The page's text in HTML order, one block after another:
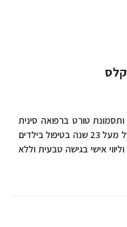
טורט ברפואה סינית
ואינטגרטיבית. מייסד מרכז טיקלס עם ניסיון של מעל 23 שנה בטיפול בילדים
אישי בגישה טבעית וללא